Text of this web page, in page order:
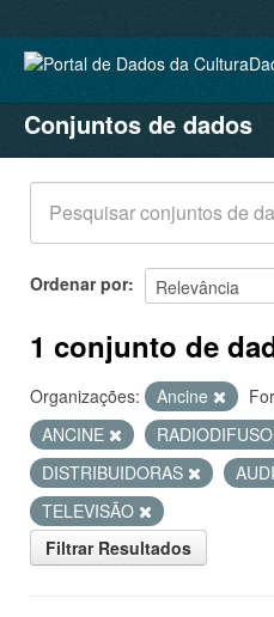
CONJUNTOS DE DADOS
ORGANIZAÇÕES
GRUPOS
SOBRE
Conjuntos de dados
Ordenar por
1 conjunto de
Organizações: Ancine
ANCINE
DISTRIBUIDORAS
TELEVISÃO
Filtrar Resultados